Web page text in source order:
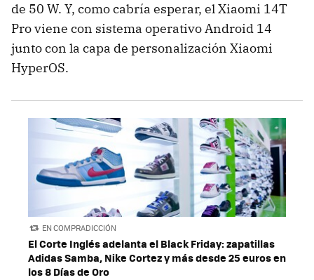
de 50 W. Y, como cabría esperar, el Xiaomi 14T
Pro viene con sistema operativo Android 14
junto con la capa de personalización Xiaomi
HyperOS.
EN COMPRADICCIÓN
El Corte Inglés adelanta el Black Friday: zapatillas
Adidas Samba, Nike Cortez y más desde 25 euros en
los 8 Días de Oro